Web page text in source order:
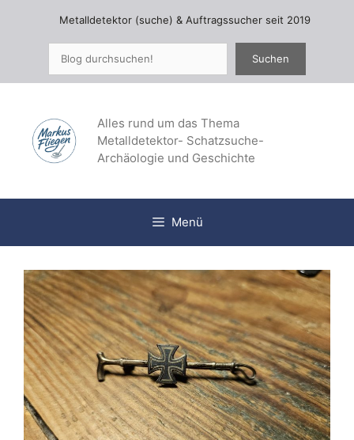
springen
Metalldetektor (suche) & Auftragssucher seit 2019
Suchen
Alles rund um das Thema
Metalldetektor- Schatzsuche-
Archäologie und Geschichte
Menü